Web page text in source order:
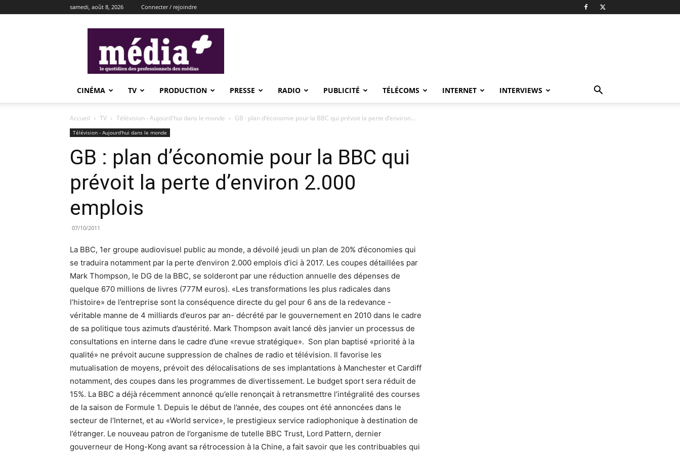
samedi, août 8, 2026 Connecter / rejoindre
CINÉMA TV PRODUCTION PRESSE RADIO PUBLICITÉ TÉLÉCOMS INTERNET INTERVIEWS
Accueil TV Télévision - Aujourd'hui dans le monde GB : plan d’économie pour la BBC qui prévoit la perte d’environ...
Télévision - Aujourd'hui dans le monde
GB : plan d’économie pour la BBC qui
prévoit la perte d’environ 2.000
emplois
07/10/2011
La BBC, 1er groupe audiovisuel public au monde, a dévoilé jeudi un plan de 20% d’économies qui
se traduira notamment par la perte d’environ 2.000 emplois d’ici à 2017. Les coupes détaillées par
Mark Thompson, le DG de la BBC, se solderont par une réduction annuelle des dépenses de
quelque 670 millions de livres (777M euros). «Les transformations les plus radicales dans
l’histoire» de l’entreprise sont la conséquence directe du gel pour 6 ans de la redevance -
véritable manne de 4 milliards d’euros par an- décrété par le gouvernement en 2010 dans le cadre
de sa politique tous azimuts d’austérité. Mark Thompson avait lancé dès janvier un processus de
consultations en interne dans le cadre d’une «revue stratégique». Son plan baptisé «priorité à la
qualité» ne prévoit aucune suppression de chaînes de radio et télévision. Il favorise les
mutualisation de moyens, prévoit des délocalisations de ses implantations à Manchester et Cardiff
notamment, des coupes dans les programmes de divertissement. Le budget sport sera réduit de
15%. La BBC a déjà récemment annoncé qu’elle renonçait à retransmettre l’intégralité des courses
de la saison de Formule 1. Depuis le début de l’année, des coupes ont été annoncées dans le
secteur de l’Internet, et au «World service», le prestigieux service radiophonique à destination de
l’étranger. Le nouveau patron de l’organisme de tutelle BBC Trust, Lord Pattern, dernier
gouverneur de Hong-Kong avant sa rétrocession à la Chine, a fait savoir que les contribuables qui